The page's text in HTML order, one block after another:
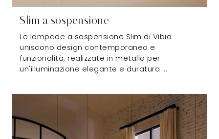
Slim a sospensione
Le lampade a sospensione Slim di Vibia
uniscono design contemporaneo e
funzionalità, realizzate in metallo per
un'illuminazione elegante e duratura ...